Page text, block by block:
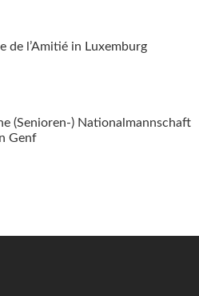
de l’Amitié in Luxemburg
(Senioren-) Nationalmannschaft
Genf